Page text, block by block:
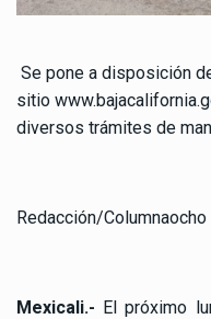
Se pone a disposición
sitio
diversos trámites de
Redacción/Columnaocho
Mexicali.- El próximo